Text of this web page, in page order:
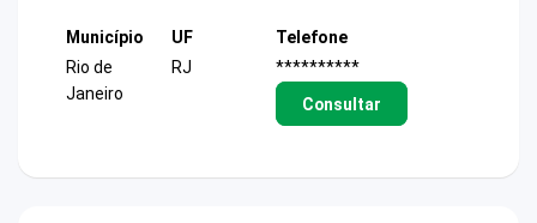
Município
Rio de
Janeiro
UF
RJ
Telefone
**********
Consultar